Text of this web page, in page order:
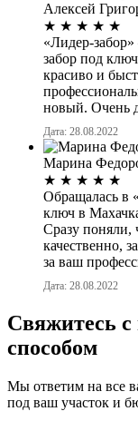
Алексей
★ ★ ★ ★ ★
«Лидер-
забор под
красиво и
новый. Очень
Дата: 28.08.2022
Марина
★ ★ ★ ★ ★
Обращалась в
ключ в
Сразу поняли,
качественно,
за ваш
Дата: 28.08.2022
Свяжитесь
способом
Мы ответим на все
под ваш участок и